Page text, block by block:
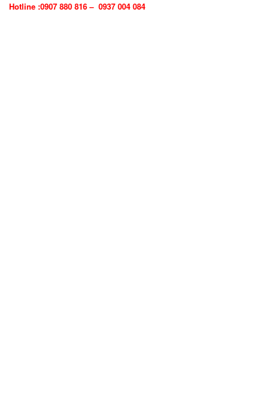
Hotline :0907 880 816 – 0937 004 084